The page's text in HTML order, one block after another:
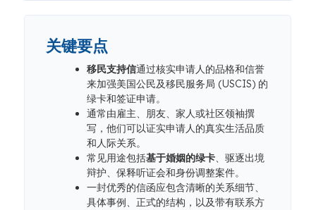
关键要点
移民支持信通过核实申请人的品格和信誉
来加强美国公民及移民服务局 (USCIS) 的
绿卡和签证申请。
通常由雇主、朋友、家人或社区领袖撰
写，他们可以证实申请人的真实生活品质
和人际关系。
常见用途包括基于婚姻的绿卡、驱逐出境
辩护、保释听证会和身份调整案件。
一封优秀的信函应包含清晰的关系细节、
具体事例、正式的结构，以及带有联系方